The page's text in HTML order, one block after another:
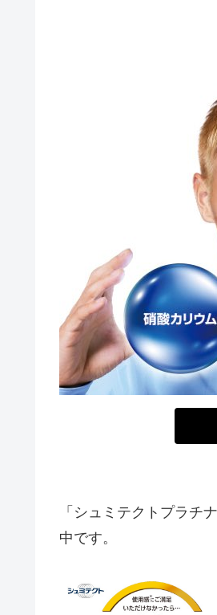
「シュミテクトプラチ
中です。